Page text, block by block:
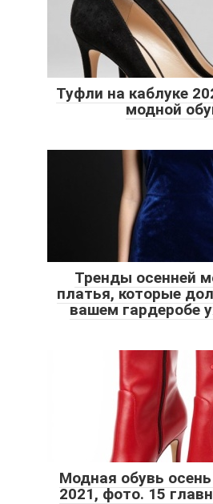
Туфли на каблуке
модной
Тренды осенней
платья, которые
вашем гардеробе
Модная обувь
2021, фото. 15